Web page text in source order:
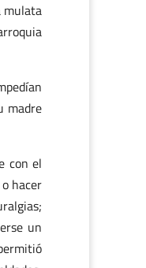
mulata
madre
con el
hacer
un